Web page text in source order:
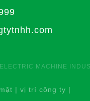
MACHINE
| vị trí công ty |